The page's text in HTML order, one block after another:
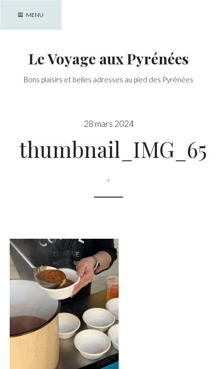
MENU
Le Voyage aux Pyrénées
Bons plaisirs et belles adresses au pied des Pyrénées
28 mars 2024
,